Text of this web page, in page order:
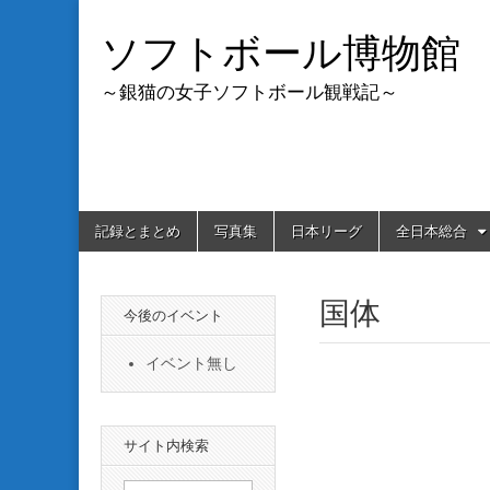
ソフトボール博物館
～銀猫の女子ソフトボール観戦記～
Main
menu
Skip
記録とまとめ 写真集 日本リーグ 全日本総合
国体
今後のイベント
イベント無し
サイト内検索